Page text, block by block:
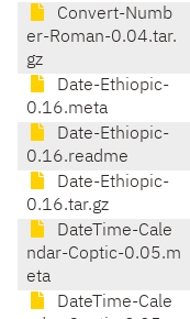
Convert-Numb
er-Roman-0.04.tar.
gz
Date-Ethiopic-
0.16.meta
Date-Ethiopic-
0.16.readme
Date-Ethiopic-
0.16.tar.gz
DateTime-Cale
ndar-Coptic-0.05.m
eta
DateTime-Cale